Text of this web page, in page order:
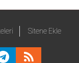
Sitene Ekle